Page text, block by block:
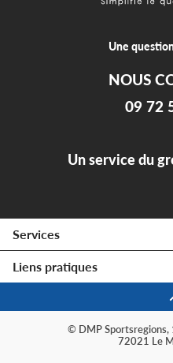
Une
NOUS
09 72
Un service du
Services
Liens pratiques
© DMP Sportsregions,
72021 Le